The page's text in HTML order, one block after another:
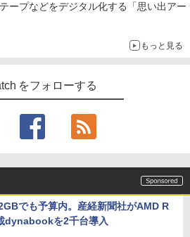
ープなどをデジタル化する「思い出アー
もっと見る
をフォローする
でも予算内。産経新聞社がAMD R
dynabookを2千台導入